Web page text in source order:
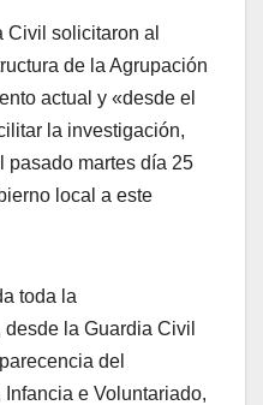
Civil solicitaron al
de la Agrupación
actual y «desde el
la investigación,
pasado martes día 25
local a este
toda la
la Guardia Civil
del
e Voluntariado,